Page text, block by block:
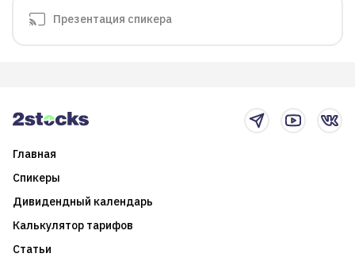
Презентация спикера
Главная
Спикеры
Дивидендный календарь
Калькулятор тарифов
Статьи